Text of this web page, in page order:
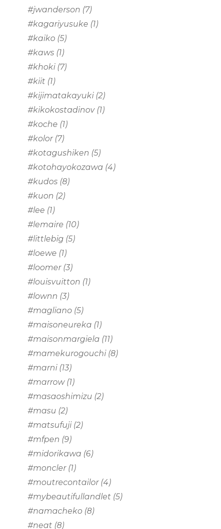
#jwanderson (7)
#kagariyusuke (1)
#kaiko (5)
#kaws (1)
#khoki(7)
#kiit (1)
#kijimatakayuki(2)
#kikokostadinov(1)
#koche (1)
#kolor(7)
#kotagushiken (5)
#kotohayokozawa (4)
#kudos (8)
#kuon (2)
#lee (1)
#lemaire (10)
#littlebig (5)
#loewe (1)
#loomer(3)
#louisvuitton (1)
#lownn (3)
#magliano (5)
#maisoneureka (1)
#maisonmargiela (11)
#mamekurogouchi(8)
#marni(13)
#marrow(1)
#masaoshimizu (2)
#masu (2)
#matsufuji(2)
#mfpen (9)
#midorikawa (6)
#moncler(1)
#moutrecontailor(4)
#mybeautifullandlet (5)
#namacheko (8)
#neat (8)